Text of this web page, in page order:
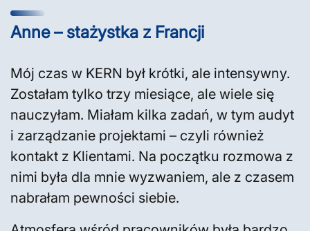
Anne – stażystka z Francji
Mój czas w KERN był krótki, ale intensywny.
Zostałam tylko trzy miesiące, ale wiele się
nauczyłam. Miałam kilka zadań, w tym audyt
i zarządzanie projektami – czyli również
kontakt z Klientami. Na początku rozmowa z
nimi była dla mnie wyzwaniem, ale z czasem
nabrałam pewności siebie.